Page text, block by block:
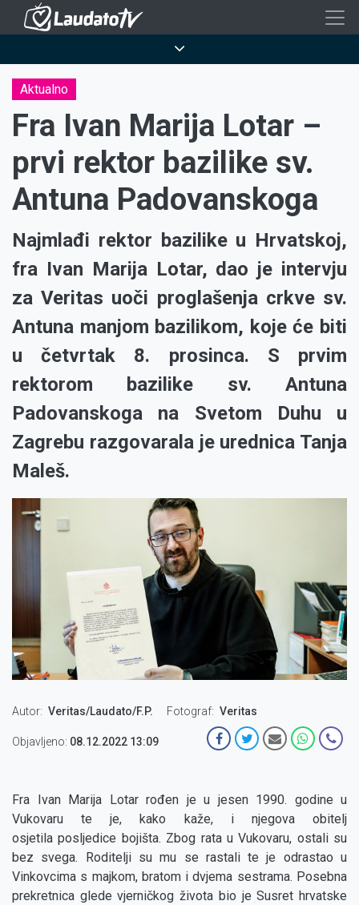
Skoči
sadržaj
Aktualno
Fra Ivan Marija Lotar –
prvi rektor bazilike sv.
Antuna Padovanskoga
Najmlađi rektor bazilike u Hrvatskoj,
fra Ivan Marija Lotar, dao je intervju
za Veritas uoči proglašenja crkve sv.
Antuna manjom bazilikom, koje će biti
u četvrtak 8. prosinca. S prvim
rektorom bazilike sv. Antuna
Padovanskoga na Svetom Duhu u
Zagrebu razgovarala je urednica Tanja
Maleš.
Autor Veritas/Laudato/F.P. Fotograf Veritas
Objavljeno: 08.12.2022 13:09
Fra Ivan Marija Lotar rođen je u jesen 1990. godine u
Vukovaru te je, kako kaže, i njegova obitelj
osjetila posljedice bojišta. Zbog rata u Vukovaru, ostali su
bez svega. Roditelji su mu se rastali te je odrastao u
Vinkovcima s majkom, bratom i dvjema sestrama. Posebna
prekretnica glede vjerničkog života bio je Susret hrvatske